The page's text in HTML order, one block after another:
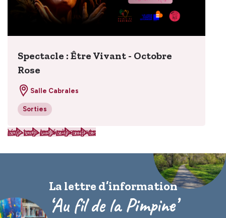
Spectacle : Être Vivant - Octobre
Rose
Salle Cabrales
Sorties
Voir tous les évènements
La lettre d’information
‘Au fil de la Pimpine’